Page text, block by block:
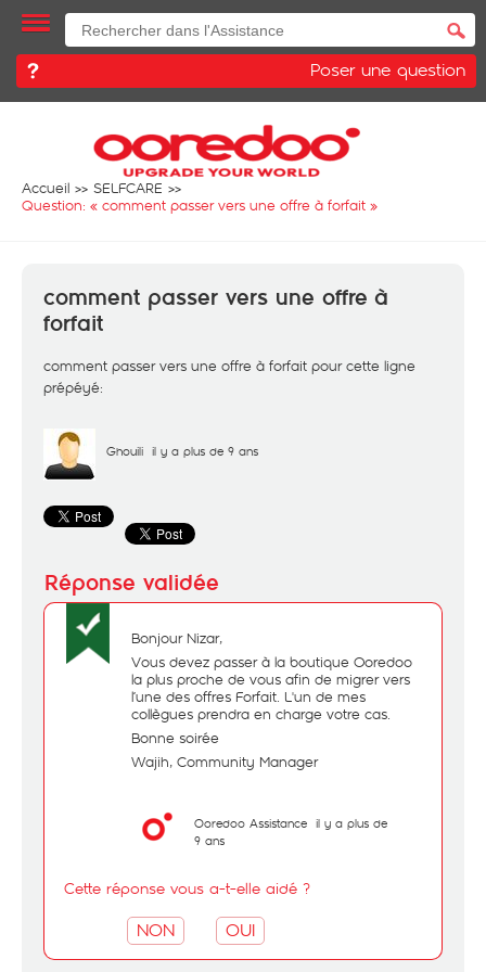
Poser une question
Accueil
SELFCARE
Question: « comment passer vers une offre à forfait »
comment passer vers une offre à
forfait
comment passer vers une offre à forfait pour cette ligne
prépéyé:
Ghouili il y a plus de 9 ans
Bonjour Nizar,
Vous devez passer à la boutique Ooredoo
la plus proche de vous afin de migrer vers
l’une des offres Forfait. L'un de mes
collègues prendra en charge votre cas.
Bonne soirée
Wajih, Community Manager
Ooredoo Assistance il y a plus de
9 ans
Cette réponse vous a-t-elle aidé ?
NON OUI